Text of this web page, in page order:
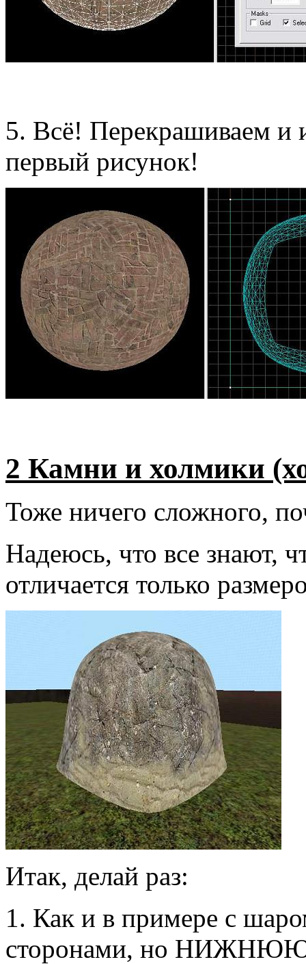
5. Всё! Перекрашиваем и
первый рисунок!
2 Камни и холмики
Тоже ничего сложного,
Надеюсь, что все знают,
отличается только
Итак, делай раз:
1. Как и в примере с
сторонами, но НИЖНЮЮ